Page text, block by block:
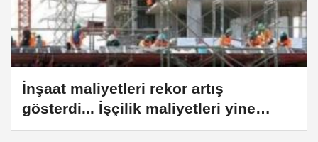
İnşaat maliyetleri rekor artış
gösterdi... İşçilik maliyetleri yine
zirvede